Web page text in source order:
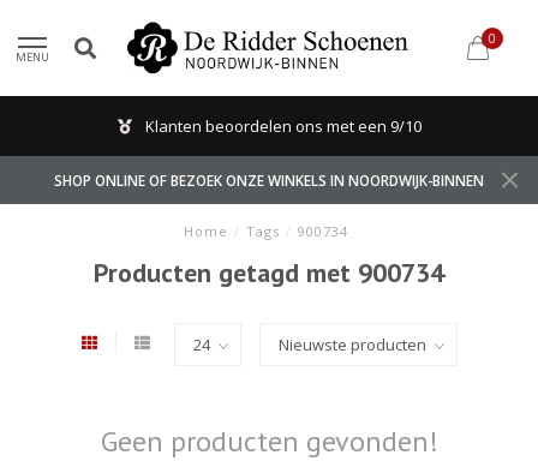
MENU
0
Klanten beoordelen ons met een 9/10
SHOP ONLINE OF BEZOEK ONZE WINKELS IN NOORDWIJK-BINNEN
Home / Tags / 900734
Producten getagd met 900734
Geen producten gevonden!